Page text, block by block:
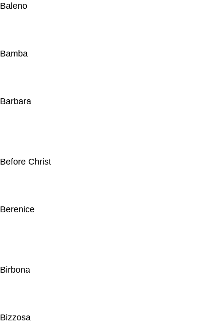
Baleno
Bamba
Barbara
Before Christ
Berenice
Birbona
Bizzosa